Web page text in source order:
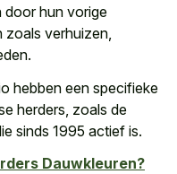
hun vorige
zoals verhuizen,
hebben een specifieke
herders, zoals de
sinds 1995 actief is.
Dauwkleuren?